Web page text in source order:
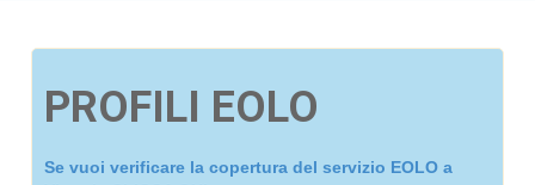
PROFILI EOLO
Se vuoi verificare la copertura del servizio EOLO a